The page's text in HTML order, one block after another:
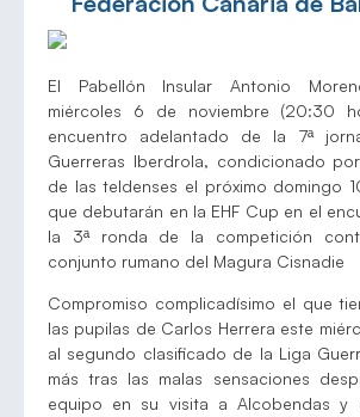
El Pabellón Insular Antonio
miércoles 6 de noviembre (20:30
encuentro adelantado de la 7ª
Guerreras Iberdrola, condicionado
de las teldenses el próximo domingo
que debutarán en la EHF Cup en el
la 3ª ronda de la competición
conjunto rumano del Magura Cisnadie
Compromiso complicadísimo el que
las pupilas de Carlos Herrera este
al segundo clasificado de la Liga
más tras las malas sensaciones
equipo en su visita a Alcobendas y